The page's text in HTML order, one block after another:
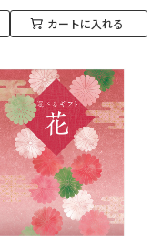
カートに入れる